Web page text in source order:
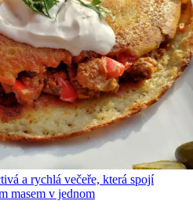
a rychlá večeře, která spojí
masem v jednom